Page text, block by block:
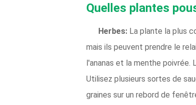
Quelles plantes
Herbes: La plante la plus
mais ils peuvent prendre le
l'ananas et la menthe poivrée.
Utilisez plusieurs sortes de
graines sur un rebord de